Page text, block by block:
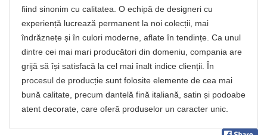
fiind sinonim cu calitatea. O echipă de designeri cu
experiență lucrează permanent la noi colecții, mai
îndrăznețe și în culori moderne, aflate în tendințe. Ca unul
dintre cei mai mari producători din domeniu, compania are
grijă să își satisfacă la cel mai înalt indice clienții. În
procesul de producție sunt folosite elemente de cea mai
bună calitate, precum dantelă fină italiană, satin și podoabe
atent decorate, care oferă produselor un caracter unic.